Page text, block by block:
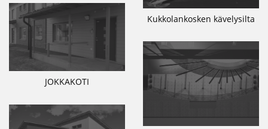
Kukkolankosken kävelysilta
JOKKAKOTI